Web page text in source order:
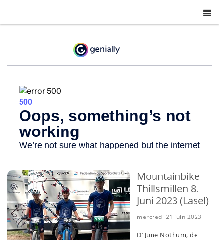
Mountainbike
Thillsmillen 8.
Juni 2023 (Lasel)
mercredi 21 juin 2023
D’ June Nothum, de